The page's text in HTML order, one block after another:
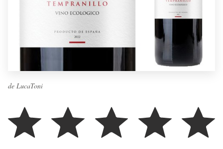
de LucaToni